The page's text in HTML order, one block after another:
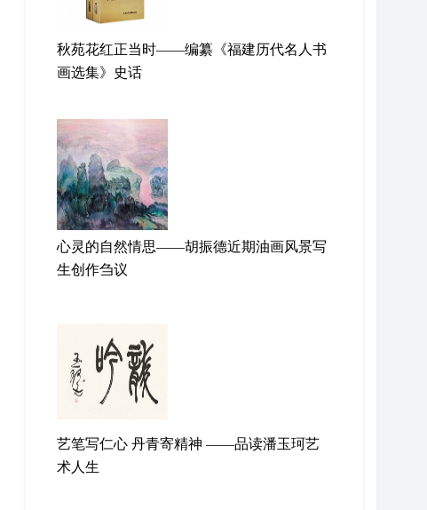
秋苑花红正当时——编纂《福建历代名人书
画选集》史话
心灵的自然情思——胡振德近期油画风景写
生创作刍议
艺笔写仁心 丹青寄精神 ——品读潘玉珂艺
术人生